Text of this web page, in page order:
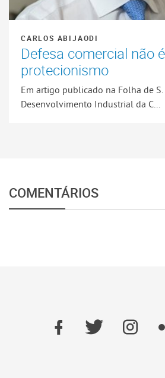
CARLOS ABIJAODI
Defesa comercial não é
protecionismo
Em artigo publicado na Folha de
Desenvolvimento Industrial da C...
COMENTÁRIOS